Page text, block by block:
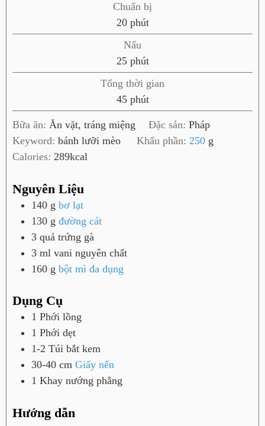
Chuẩn bị
20p
h
t
phút
Nấu
25p
h
t
phút
Tổng thời gian
45p
h
ú
phút
Bữa ăn: Ăn vặt, tráng miệng Đặc sản:Pháp
Keyword: bánh lưỡi mèo Khẩu phần:250 g
Calories: 289kcal
Nguyên Liệu
140 g bơ lạt
130 g đường cát
3 quả trứng gà
3 ml vani nguyên chất
160 g bột mì đa dụng
Dụng Cụ
1 Phới lồng
1 Phới dẹt
1-2 Túi bắt kem
30-40 cm Giấy nến
1 Khay nướng phẳng
Hướng dẫn